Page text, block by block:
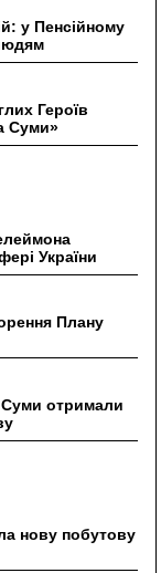
у Пенсійному
Героїв
Суми»
України
Плану
отримали
нову побутову